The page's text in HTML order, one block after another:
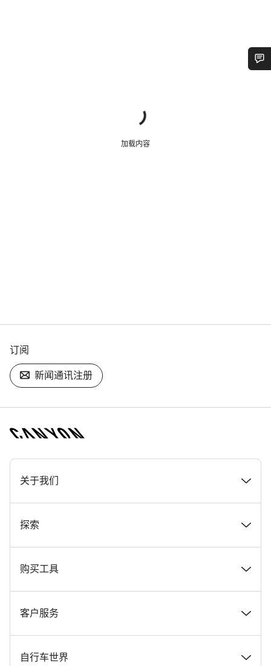
加载内容
订阅
新闻通讯注册
[footer.linksList.title]
关于我们
奖项
在 Canyon 工作
Canyon 新闻发布室
条款和条件
探索
新闻和故事
提示和建议
Canyon Home Koblenz
购买工具
找到您梦寐以求的 Canyon 自行车
现货自行车
客户服务
支持中心
自行车世界
我们的客户支持专家正在等待为您答疑解惑。